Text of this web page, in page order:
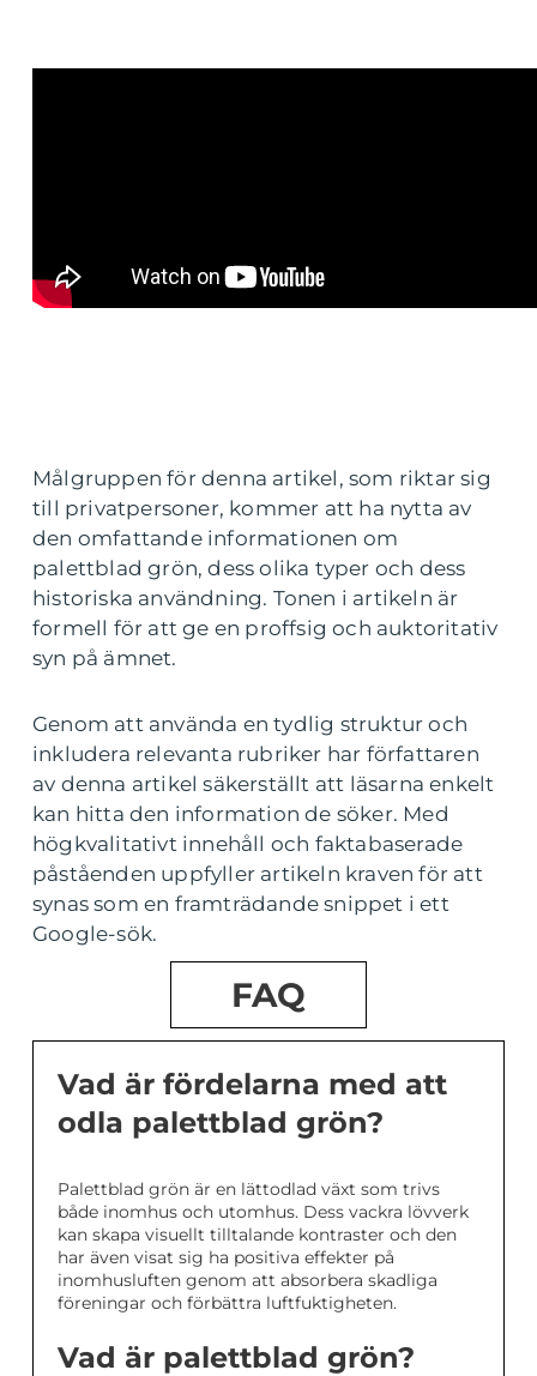
Målgruppen för denna artikel, som riktar sig
till privatpersoner, kommer att ha nytta av
den omfattande informationen om
palettblad grön, dess olika typer och dess
historiska användning. Tonen i artikeln är
formell för att ge en proffsig och auktoritativ
syn på ämnet.
Genom att använda en tydlig struktur och
inkludera relevanta rubriker har författaren
av denna artikel säkerställt att läsarna enkelt
kan hitta den information de söker. Med
högkvalitativt innehåll och faktabaserade
påståenden uppfyller artikeln kraven för att
synas som en framträdande snippet i ett
Google-sök.
FAQ
Vad är fördelarna med att
odla palettblad grön?
Palettblad grön är en lättodlad växt som trivs
både inomhus och utomhus. Dess vackra lövverk
kan skapa visuellt tilltalande kontraster och den
har även visat sig ha positiva effekter på
inomhusluften genom att absorbera skadliga
föreningar och förbättra luftfuktigheten.
Vad är palettblad grön?